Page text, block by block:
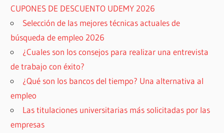
CUPONES DE DESCUENTO UDEMY 2026
Selección de las mejores técnicas actuales de
búsqueda de empleo 2026
¿Cuales son los consejos para realizar una entrevista
de trabajo con éxito?
¿Qué son los bancos del tiempo? Una alternativa al
empleo
Las titulaciones universitarias más solicitadas por las
empresas